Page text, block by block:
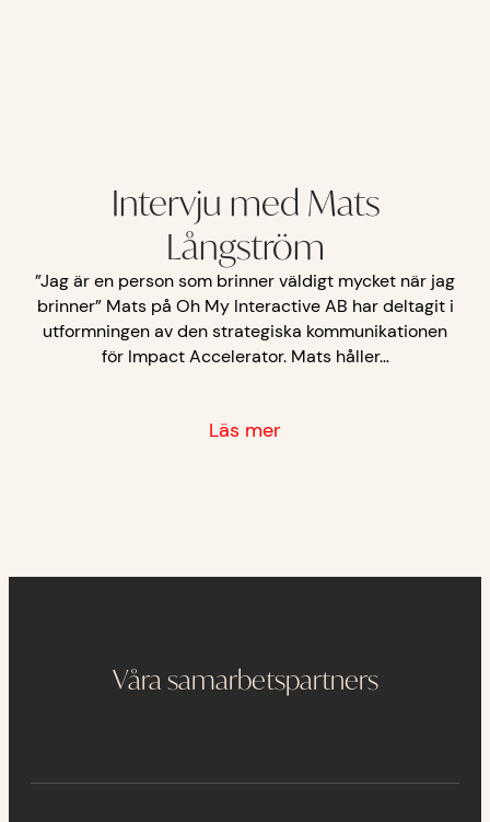
Intervju med Mats
Långström
”Jag är en person som brinner väldigt mycket när jag
brinner” Mats på Oh My Interactive AB har deltagit i
utformningen av den strategiska kommunikationen
för Impact Accelerator. Mats håller…
Läs mer
Våra samarbetspartners